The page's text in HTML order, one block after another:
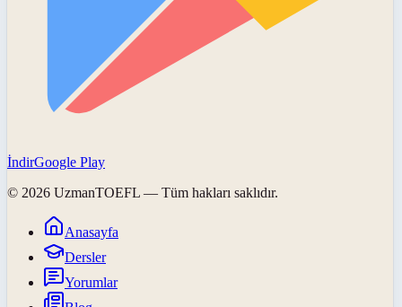
İndirGoogle Play
© 2026 UzmanTOEFL — Tüm hakları saklıdır.
Anasayfa
Dersler
Yorumlar